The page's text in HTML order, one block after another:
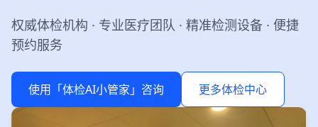
权威体检机构 · 专业医疗团队 · 精准检测设备 · 便捷
预约服务
使用「体检AI小管家」咨询 更多体检中心